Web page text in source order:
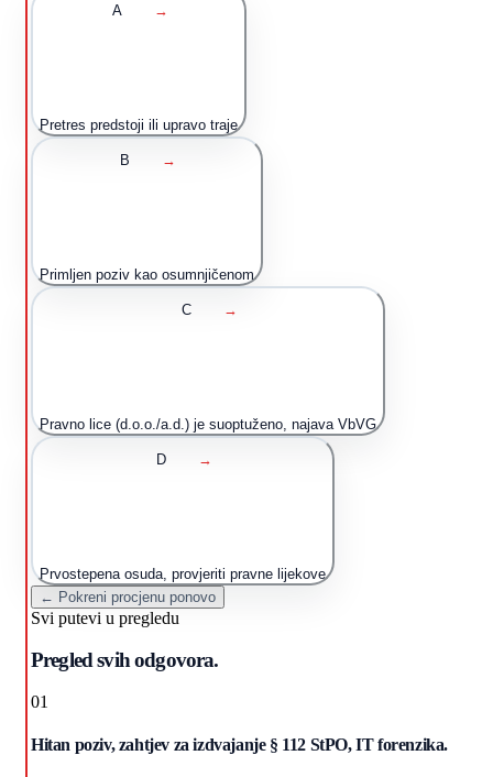
A →
Pretres predstoji ili upravo traje
B →
Primljen poziv kao osumnjičenom
C →
Pravno lice (d.o.o./a.d.) je suoptuženo, najava VbVG
D →
Prvostepena osuda, provjeriti pravne lijekove
← Pokreni procjenu ponovo
Svi putevi u pregledu
Pregled svih odgovora.
01
Hitan poziv, zahtjev za izdvajanje § 112 StPO, IT forenzika.